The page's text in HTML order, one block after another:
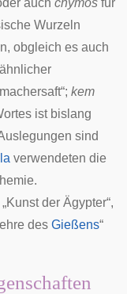
auch chymos für
Wurzeln
obgleich es auch
kem
ist bislang
sind
verwendeten die
„Kunst der Ägypter“,
des Gießens“